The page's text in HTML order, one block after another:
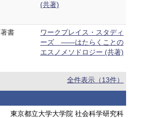
(共著)
著書
ワークプレイス・スタディ
ーズ ――はたらくことの
エスノメソドロジー (共著)
全件表示（13件）
東京都立大学大学院 社会科学研究科